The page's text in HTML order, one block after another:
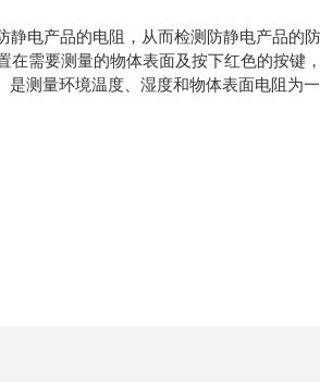
电产品的电阻，从而检测防静电产品的
需要测量的物体表面及按下红色的按键
测量环境温度、湿度和物体表面电阻为一